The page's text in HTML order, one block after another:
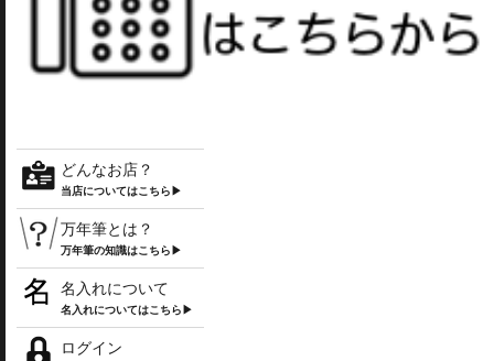
どんなお店？
当店についてはこちら▶
万年筆とは？
万年筆の知識はこちら▶
名入れについて
名入れについてはこちら▶
ログイン